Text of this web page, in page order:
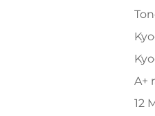
A+
12